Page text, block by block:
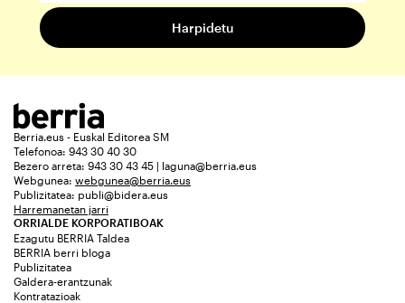
Berria.eus - Euskal Editorea SM
Telefonoa: 943 30 40 30
Bezero arreta: 943 30 43 45 | laguna@berria.eus
Webgunea: webgunea@berria.eus
Publizitatea: publi@bidera.eus
Harremanetan jarri
ORRIALDE KORPORATIBOAK
Ezagutu BERRIA Taldea
BERRIA berri bloga
Publizitatea
Galdera-erantzunak
Kontratazioak